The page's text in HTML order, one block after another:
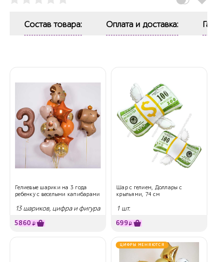
Состав товара: Оплата и доставка:
Гелиевые шарики на 3 года
ребенку с веселыми капибарами
13 шариков, цифра и фигура
5860 ₽
Шар с гелием, Доллары с
крыльями, 74 см
1 шт.
699₽
ЦИФРЫ МЕНЯЮТСЯ